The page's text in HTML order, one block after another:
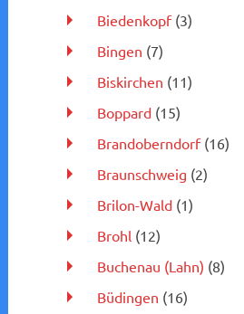
Biedenkopf(3)
Bingen (7)
Biskirchen (11)
Boppard(15)
Brandoberndorf(16)
Braunschweig (2)
Brilon-Wald(1)
Brohl(12)
Buchenau (Lahn) (8)
Büdingen (16)